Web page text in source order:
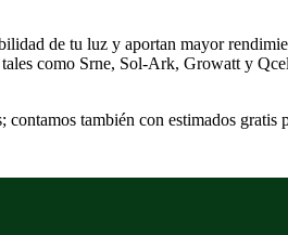
de tu luz y aportan mayor
como Srne, Sol-Ark, Growatt y
también con estimados gratis